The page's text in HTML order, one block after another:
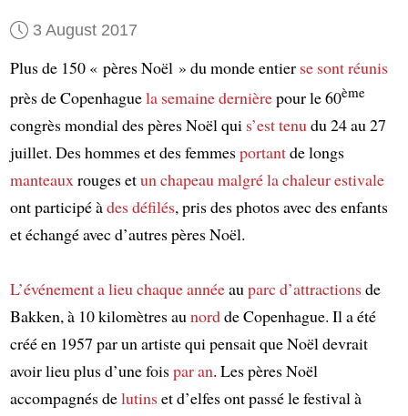
3 August 2017
Plus de 150 « pères Noël » du monde entier se sont réunis
près de Copenhaguela semaine dernièrepour le 60ème
congrès mondial des pères Noël qui s’est tenudu 24 au 27
juillet. Des hommes et des femmesportantde longs
manteauxrouges etun chapeaumalgréla chaleur estivale
ont participé àdes défilés, pris des photos avec des enfants
et échangé avec d’autres pères Noël.
L’événementa lieuchaque annéeauparc d’attractionsde
Bakken, à 10 kilomètres aunordde Copenhague. Il a été
créé en 1957 par un artiste qui pensait que Noël devrait
avoir lieu plus d’une foispar an. Les pères Noël
accompagnés delutinset d’elfes ont passé le festival à